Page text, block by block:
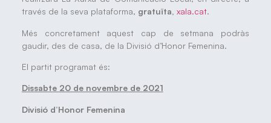
través de la seva plataforma, gratuïta, xala.cat.
Més concretament aquest cap de setmana podràs
gaudir, des de casa, de la Divisió d’Honor Femenina.
El partit programat és:
Dissabte 20 de novembre de 2021
Divisió d’Honor Femenina